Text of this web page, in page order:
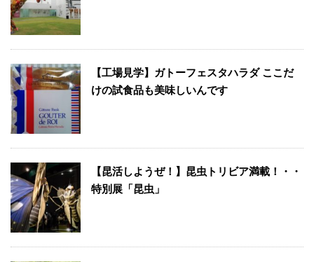
【工場見学】ガトーフェスタハラダ ここだ
けの試食品も美味しいんです
【昆活しようぜ！】昆虫トリビア満載！・・
特別展「昆虫」